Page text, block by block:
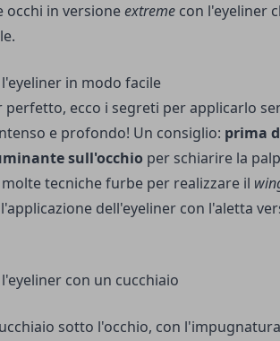
occhi in versioneextreme con l'eyeliner
in modo facile
perfetto, ecco i segreti per applicarlo
e profondo! Un consiglio: prima
sull'occhio per schiarire la
tecniche furbe per realizzare il
dell'eyeliner con l'aletta
con un cucchiaio
sotto l'occhio, con